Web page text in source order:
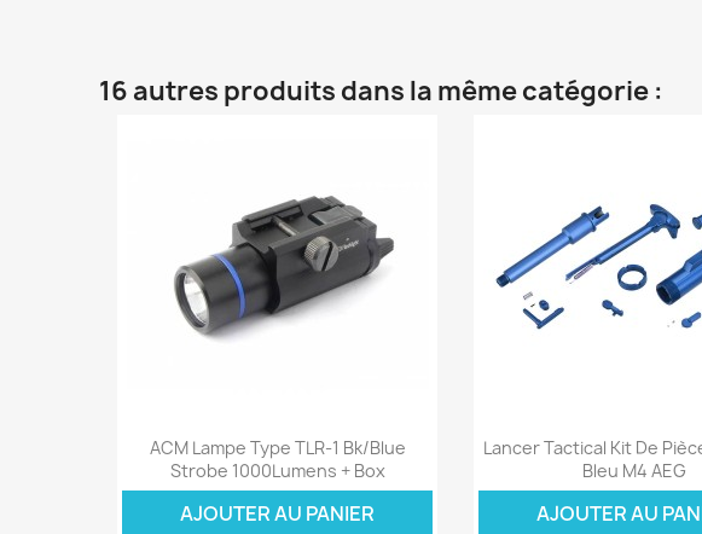
16 autres produits dans la même catégorie :
Aperçu rapide
ACM Lampe Type TLR-1 Bk/Blue
Strobe 1000Lumens + Box
AJOUTER AU PANIER
Aperçu
Lancer Tactical Kit De
Bleu M4 AEG
AJOUTER AU